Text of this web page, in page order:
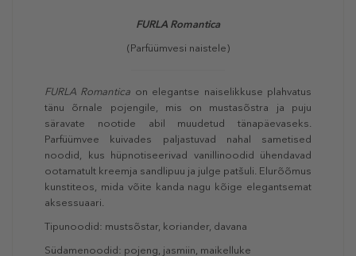
FURLA Romantica
(Parfüümvesi naistele)
FURLA Romantica on elegantse naiselikkuse plahvatus
tänu õrnale pojengile, mis on mustasõstra ja puju
säravate nootide abil muudetud tänapäevaseks.
Parfüümvee kuivades paljastuvad nahal sametised
noodid, kus hüpnotiseerivad vanillinoodid ühendavad
ootamatult kreemja sandlipuu ja julge patšuli. Elurõõmus
kunstiteos, mida võite kanda nagu kõige elegantsemat
aksessuaari.
Tipunoodid: mustsõstar, koriander, davana
Südamenoodid: pojeng, jasmiin, maikelluke